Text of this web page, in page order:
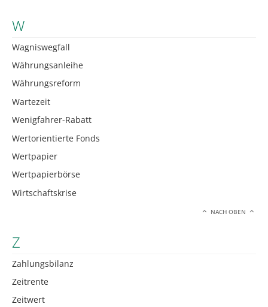
W
Wagniswegfall
Währungsanleihe
Währungsreform
Wartezeit
Wenigfahrer-Rabatt
Wertorientierte Fonds
Wertpapier
Wertpapierbörse
Wirtschaftskrise
NACH OBEN
Z
Zahlungsbilanz
Zeitrente
Zeitwert